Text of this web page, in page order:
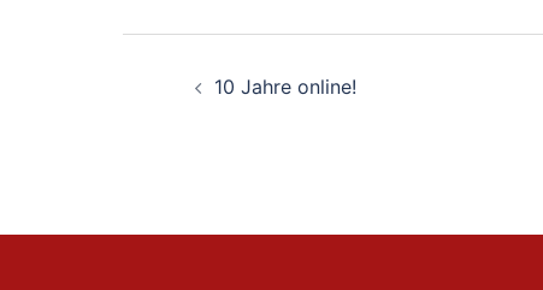
10 Jahre online!